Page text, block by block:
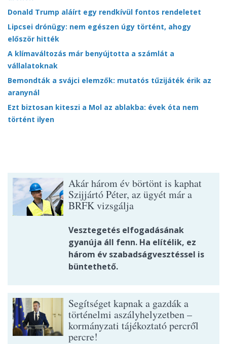
Donald Trump aláírt egy rendkívül fontos rendeletet
Lipcsei drónügy: nem egészen úgy történt, ahogy
először hitték
A klímaváltozás már benyújtotta a számlát a
vállalatoknak
Bemondták a svájci elemzők: mutatós tűzijáték érik az
aranynál
Ezt biztosan kiteszi a Mol az ablakba: évek óta nem
történt ilyen
Akár három év börtönt is kaphat
Szijjártó Péter, az ügyét már a
BRFK vizsgálja
Vesztegetés elfogadásának
gyanúja áll fenn. Ha elítélik, ez
három év szabadságvesztéssel is
büntethető.
Segítséget kapnak a gazdák a
történelmi aszályhelyzetben –
kormányzati tájékoztató percről
percre!